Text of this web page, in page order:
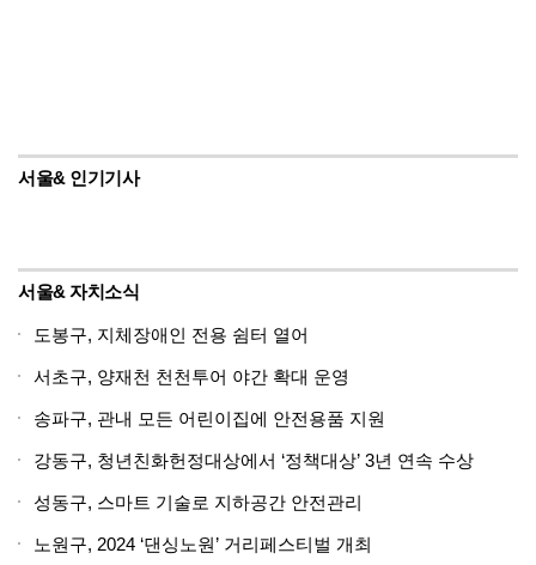
서울& 인기기사
서울& 자치소식
도봉구, 지체장애인 전용 쉼터 열어
서초구, 양재천 천천투어 야간 확대 운영
송파구, 관내 모든 어린이집에 안전용품 지원
강동구, 청년친화헌정대상에서 ‘정책대상’ 3년 연속 수상
성동구, 스마트 기술로 지하공간 안전관리
노원구, 2024 ‘댄싱노원’ 거리페스티벌 개최